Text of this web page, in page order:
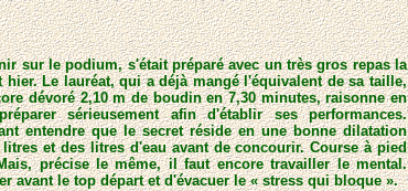
sur le podium, s'était préparé avec un très gros repas la
Le lauréat, qui a déjà mangé l'équivalent de sa taille,
dévoré 2,10 m de boudin en 7,30 minutes, raisonne en
sérieusement afin d'établir ses performances.
entendre que le secret réside en une bonne dilatation
et des litres d'eau avant de concourir. Course à pied
précise le même, il faut encore travailler le mental.
avant le top départ et d'évacuer le « stress qui bloque ».